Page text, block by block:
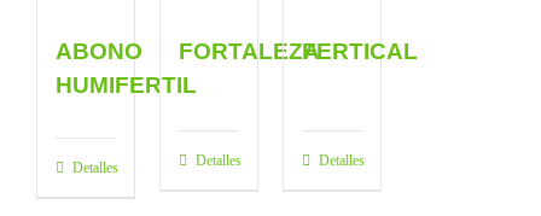
ABONO
HUMIFERTIL
Detalles
FORTALEZA
Detalles
FERTICAL
Detalles